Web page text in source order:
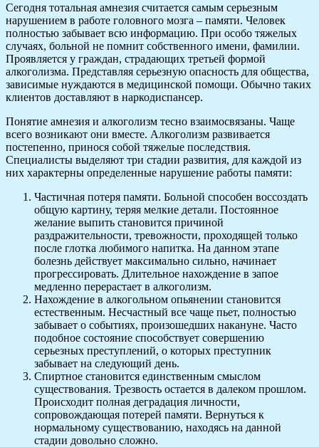
Сегодня тотальная амнезия считается самым серьезным
нарушением в работе головного мозга – памяти. Человек
полностью забывает всю информацию. При особо тяжелых
случаях, больной не помнит собственного имени, фамилии.
Проявляется у граждан, страдающих третьей формой
алкоголизма. Представляя серьезную опасность для общества,
зависимые нуждаются в медицинской помощи. Обычно таких
клиентов доставляют в наркодиспансер.
Понятие амнезия и алкоголизм тесно взаимосвязаны. Чаще
всего возникают они вместе. Алкоголизм развивается
постепенно, принося собой тяжелые последствия.
Специалисты выделяют три стадии развития, для каждой из
них характерны определенные нарушение работы памяти:
Частичная потеря памяти. Больной способен воссоздать
общую картину, теряя мелкие детали. Постоянное
желание выпить становится причиной
раздражительности, тревожности, проходящей только
после глотка любимого напитка. На данном этапе
болезнь действует максимально сильно, начинает
прогрессировать. Длительное нахождение в запое
медленно перерастает в алкоголизм.
Нахождение в алкогольном опьянении становится
естественным. Несчастный все чаще пьет, полностью
забывает о событиях, произошедших накануне. Часто
подобное состояние способствует совершению
серьезных преступлений, о которых преступник
забывает на следующий день.
Спиртное становится единственным смыслом
существования. Трезвость остается в далеком прошлом.
Происходит полная деградация личности,
сопровождающая потерей памяти. Вернуться к
нормальному существованию, находясь на данной
стадии довольно сложно.